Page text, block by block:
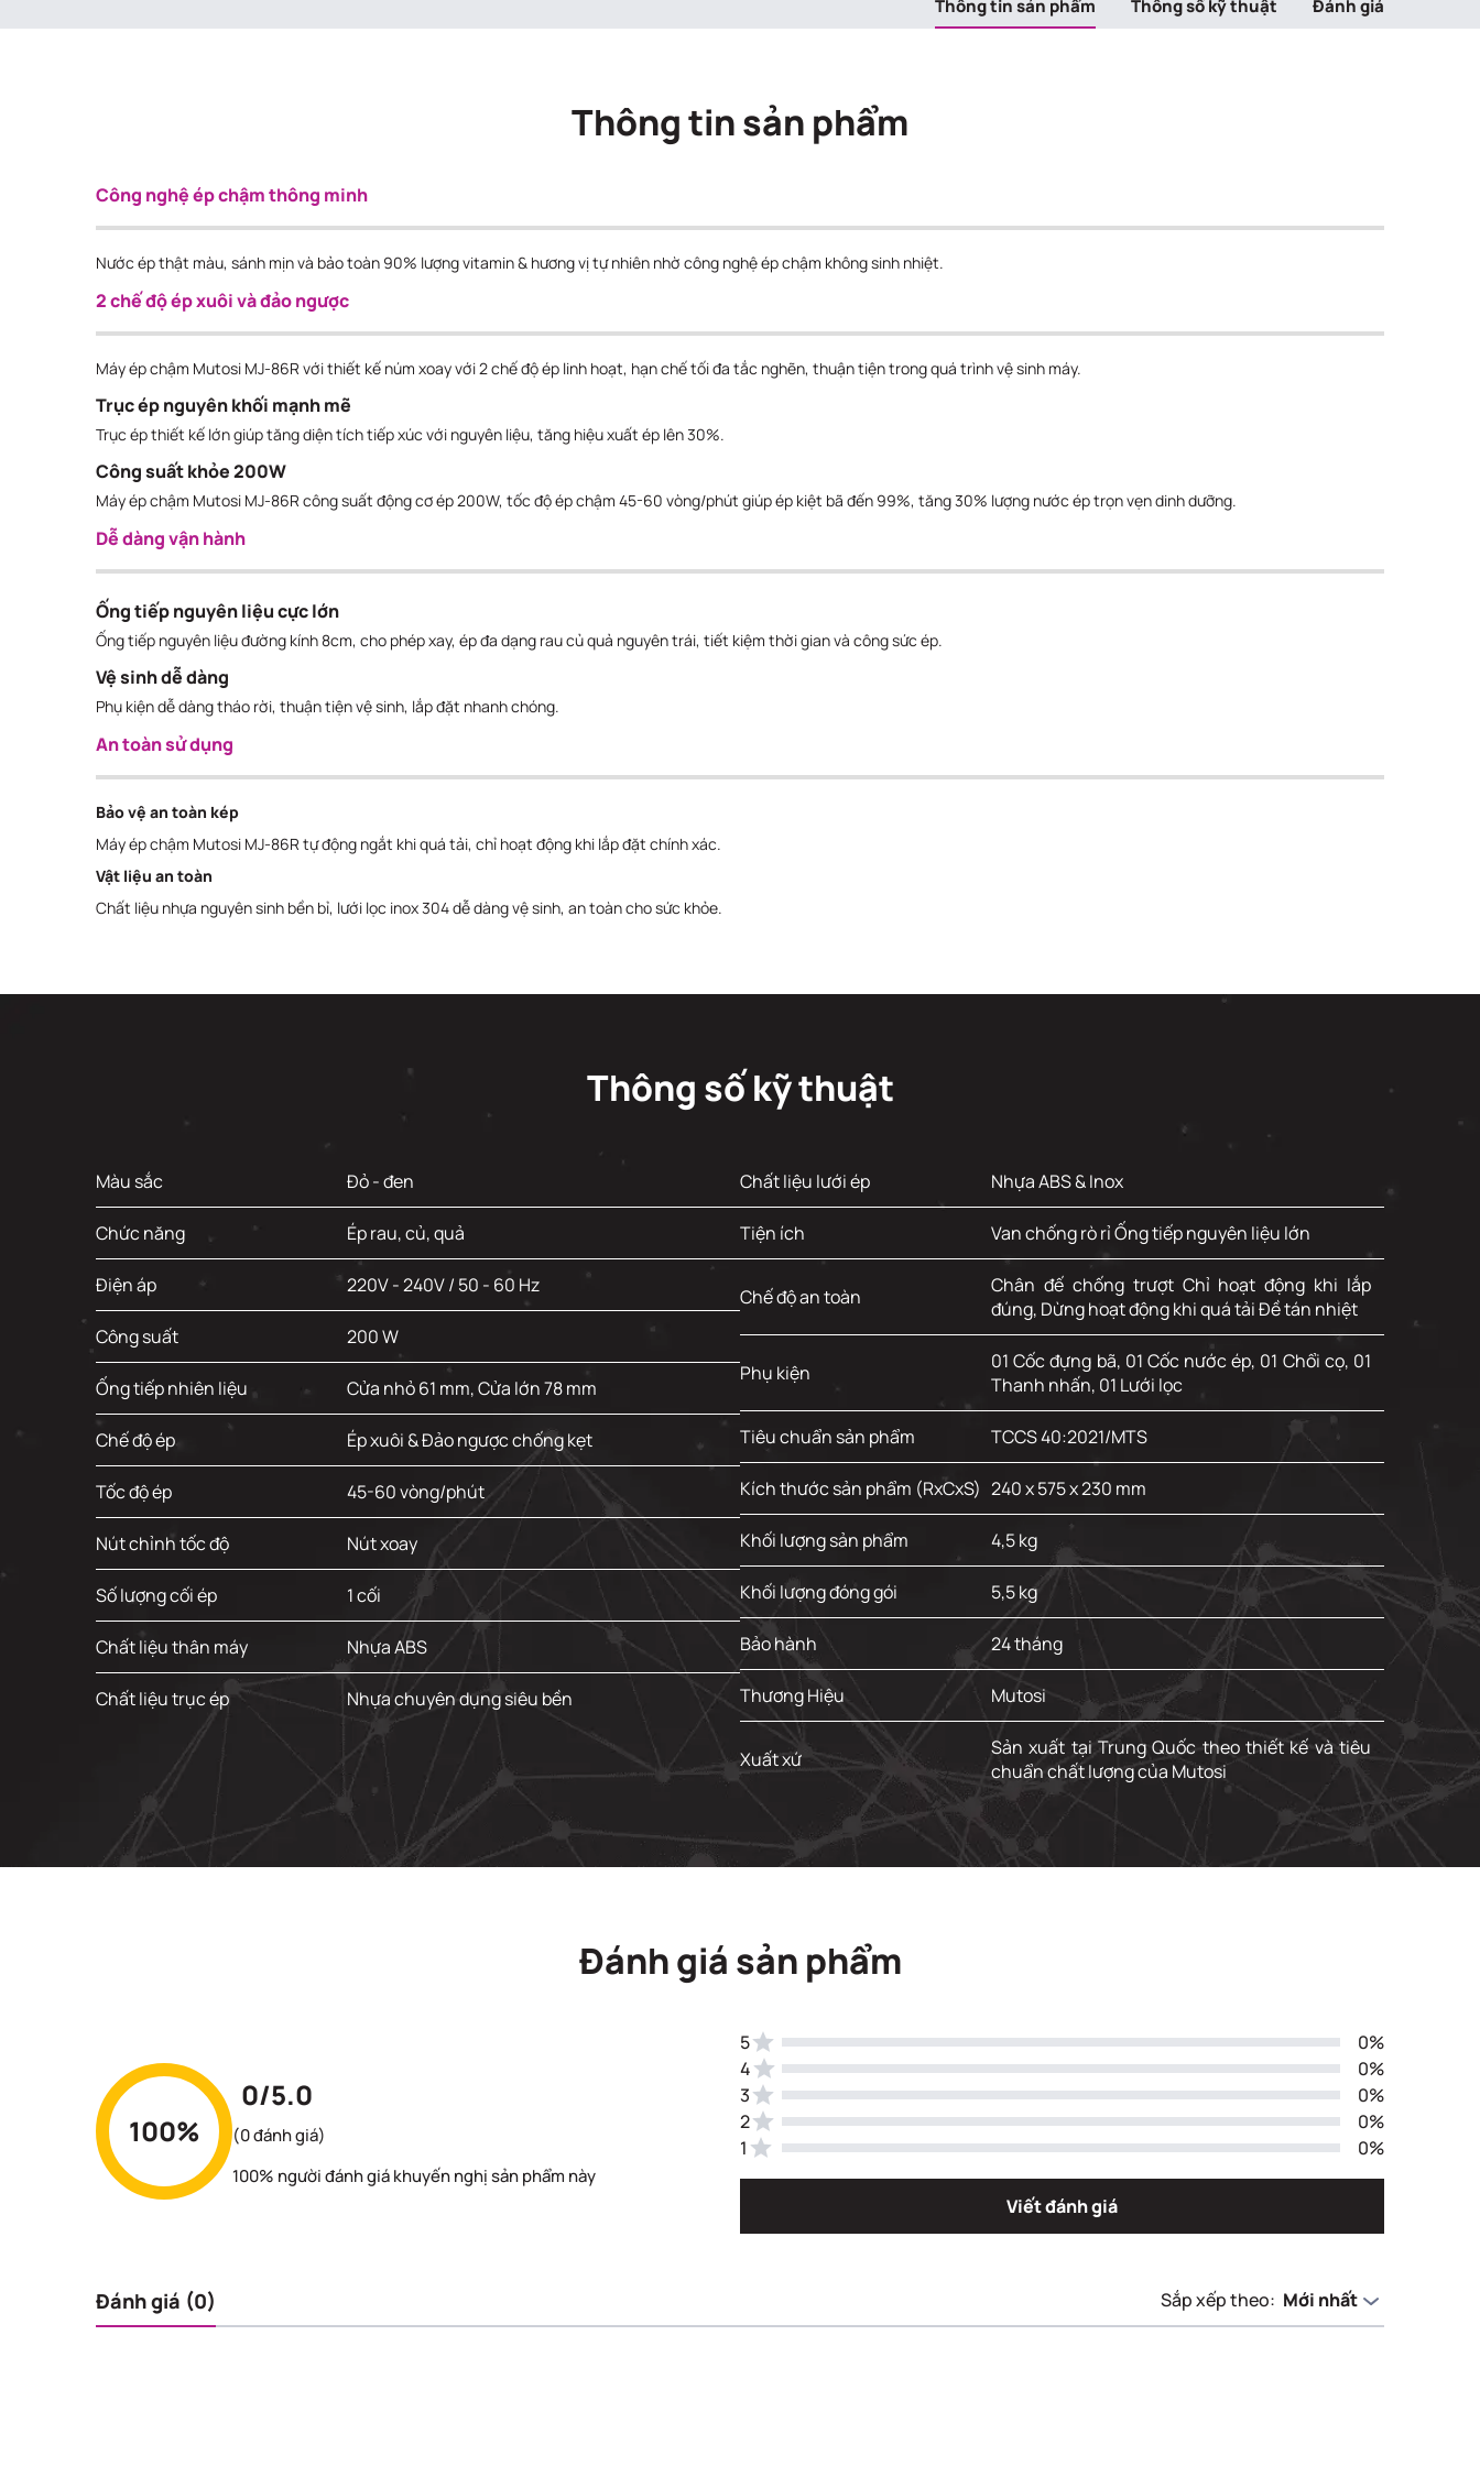
Thông tin sản phẩm Thông số kỹ thuật Đánh giá
Thông tin sản phẩm
Công nghệ ép chậm thông minh
Nước ép thật màu, sánh mịn và bảo toàn 90% lượng vitamin & hương vị tự nhiên nhờ công nghệ ép chậm không sinh nhiệt.
2 chế độ ép xuôi và đảo ngược
Máy ép chậm Mutosi MJ-86R với thiết kế núm xoay với 2 chế độ ép linh hoạt, hạn chế tối đa tắc nghẽn, thuận tiện trong quá trình vệ sinh máy.
Trục ép nguyên khối mạnh mẽ
Trục ép thiết kế lớn giúp tăng diện tích tiếp xúc với nguyên liệu, tăng hiệu xuất ép lên 30%.
Công suất khỏe 200W
Máy ép chậm Mutosi MJ-86R công suất động cơ ép 200W, tốc độ ép chậm 45-60 vòng/phút giúp ép kiệt bã đến 99%, tăng 30% lượng nước ép trọn vẹn dinh dưỡng.
Dễ dàng vận hành
Ống tiếp nguyên liệu cực lớn
Ống tiếp nguyên liệu đường kính 8cm, cho phép xay, ép đa dạng rau củ quả nguyên trái, tiết kiệm thời gian và công sức ép.
Vệ sinh dễ dàng
Phụ kiện dễ dàng tháo rời, thuận tiện vệ sinh, lắp đặt nhanh chóng.
An toàn sử dụng
Bảo vệ an toàn kép
Máy ép chậm Mutosi MJ-86R tự động ngắt khi quá tải, chỉ hoạt động khi lắp đặt chính xác.
Vật liệu an toàn
Chất liệu nhựa nguyên sinh bền bỉ, lưới lọc inox 304 dễ dàng vệ sinh, an toàn cho sức khỏe.
Thông số kỹ thuật
Màu sắc Đỏ - đen
Chức năng Ép rau, củ, quả
Điện áp 220V - 240V / 50 - 60 Hz
Công suất 200 W
Ống tiếp nhiên liệu Cửa nhỏ 61 mm, Cửa lớn 78 mm
Chế độ ép Ép xuôi & Đảo ngược chống kẹt
Tốc độ ép 45-60 vòng/phút
Nút chỉnh tốc độ Nút xoay
Số lượng cối ép 1 cối
Chất liệu thân máy Nhựa ABS
Chất liệu trục ép Nhựa chuyên dụng siêu bền
Chất liệu lưới ép Nhựa ABS & Inox
Tiện ích Van chống rò rỉ Ống tiếp nguyên liệu lớn
Chế độ an toàn
Chân đế chống trượt Chỉ hoạt động khi lắp
đúng, Dừng hoạt động khi quá tải Đề tán nhiệt
Phụ kiện
01 Cốc đựng bã, 01 Cốc nước ép, 01 Chổi cọ, 01
Thanh nhấn, 01 Lưới lọc
Tiêu chuẩn sản phẩm TCCS 40:2021/MTS
Kích thước sản phẩm (RxCxS) 240 x 575 x 230 mm
Khối lượng sản phẩm 4,5 kg
Khối lượng đóng gói 5,5 kg
Bảo hành 24 tháng
Thương Hiệu Mutosi
Xuất xứ
Sản xuất tại Trung Quốc theo thiết kế và tiêu
chuẩn chất lượng của Mutosi
Đánh giá sản phẩm
100%
0/5.0
(0 đánh giá)
100% người đánh giá khuyến nghị sản phẩm này
5
0%
4
0%
3
0%
2
0%
1
0%
Viết đánh giá
Đánh giá (0) Sắp xếp theo: Mới nhất